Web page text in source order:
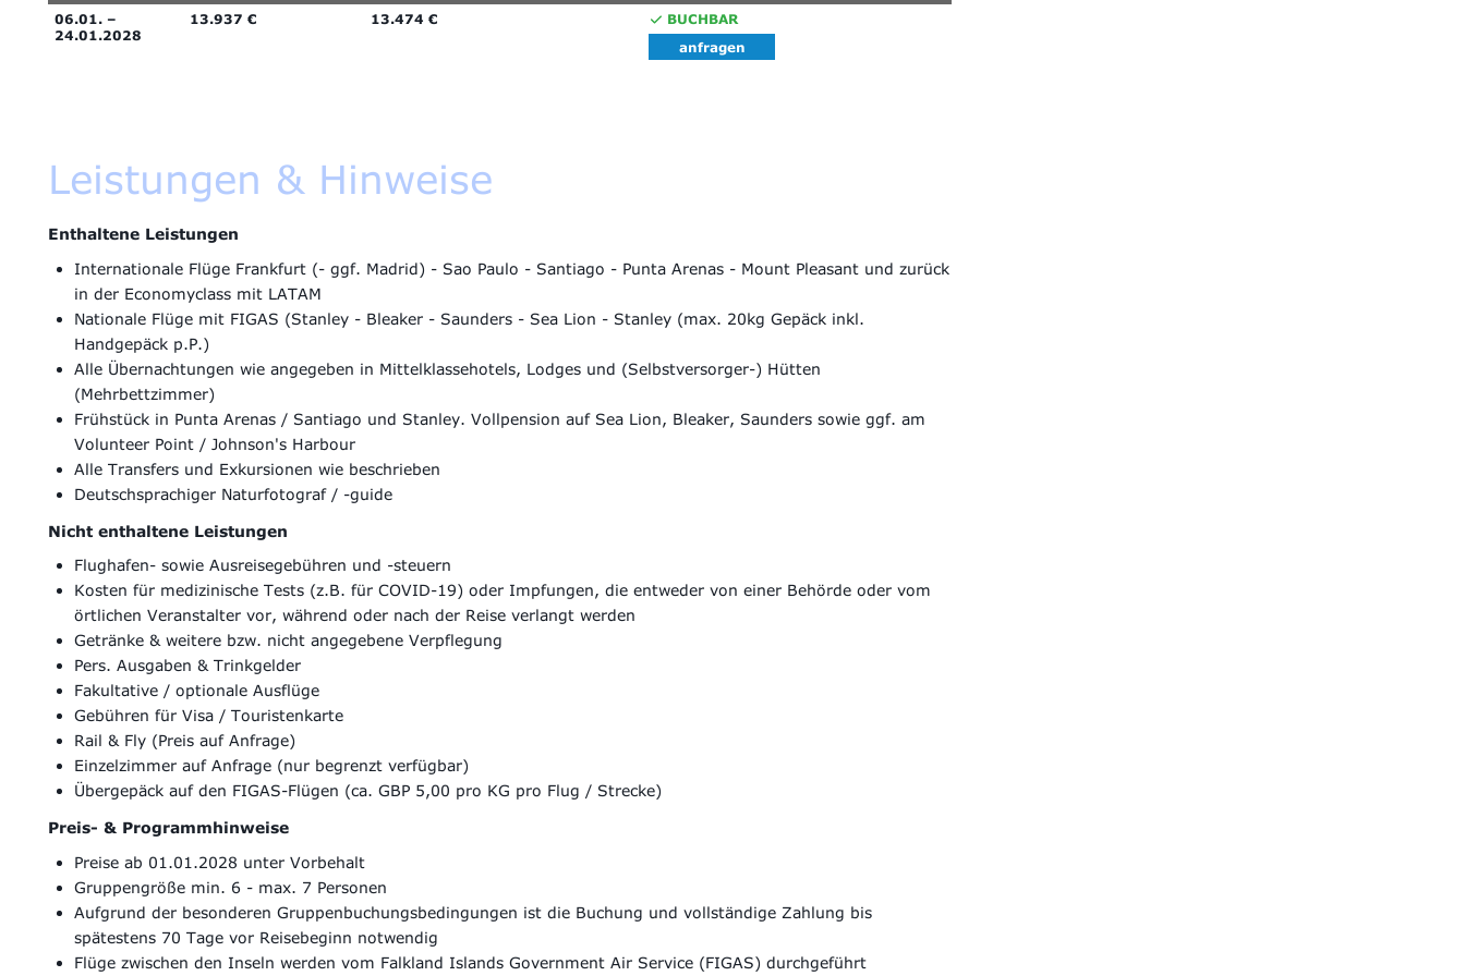
06.01. –
24.01.2028
13.937 € 13.474 €
BUCHBAR
anfragen
Leistungen & Hinweise
Enthaltene Leistungen
Internationale Flüge Frankfurt (- ggf. Madrid) - Sao Paulo - Santiago - Punta Arenas - Mount Pleasant und zurück
in der Economyclass mit LATAM
Nationale Flüge mit FIGAS (Stanley - Bleaker - Saunders - Sea Lion - Stanley (max. 20kg Gepäck inkl.
Handgepäck p.P.)
Alle Übernachtungen wie angegeben in Mittelklassehotels, Lodges und (Selbstversorger-) Hütten
(Mehrbettzimmer)
Frühstück in Punta Arenas / Santiago und Stanley. Vollpension auf Sea Lion, Bleaker, Saunders sowie ggf. am
Volunteer Point / Johnson's Harbour
Alle Transfers und Exkursionen wie beschrieben
Deutschsprachiger Naturfotograf / -guide
Nicht enthaltene Leistungen
Flughafen- sowie Ausreisegebühren und -steuern
Kosten für medizinische Tests (z.B. für COVID-19) oder Impfungen, die entweder von einer Behörde oder vom
örtlichen Veranstalter vor, während oder nach der Reise verlangt werden
Getränke & weitere bzw. nicht angegebene Verpflegung
Pers. Ausgaben & Trinkgelder
Fakultative / optionale Ausflüge
Gebühren für Visa / Touristenkarte
Rail & Fly (Preis auf Anfrage)
Einzelzimmer auf Anfrage (nur begrenzt verfügbar)
Übergepäck auf den FIGAS-Flügen (ca. GBP 5,00 pro KG pro Flug / Strecke)
Preis- & Programmhinweise
Preise ab 01.01.2028 unter Vorbehalt
Gruppengröße min. 6 - max. 7 Personen
Aufgrund der besonderen Gruppenbuchungsbedingungen ist die Buchung und vollständige Zahlung bis
spätestens 70 Tage vor Reisebeginn notwendig
Flüge zwischen den Inseln werden vom Falkland Islands Government Air Service (FIGAS) durchgeführt